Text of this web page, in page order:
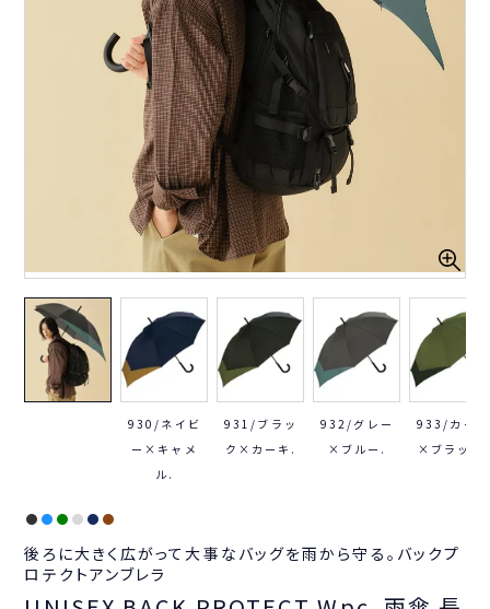
930/ネイビ
ー×キャメ
ル.
931/ブラッ
ク×カーキ.
932/グレー
×ブルー.
933/カーキ
×ブラック.
後ろに大きく広がって大事なバッグを雨から守る。バックプ
ロテクトアンブレラ